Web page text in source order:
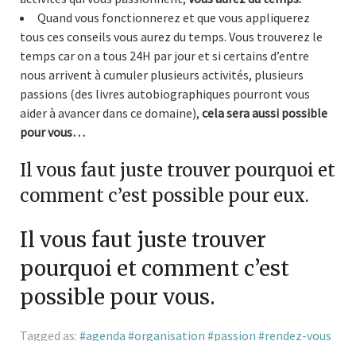
Quand vous fonctionnerez et que vous appliquerez
tous ces conseils vous aurez du temps. Vous trouverez le
temps car on a tous 24H par jour et si certains d’entre
nous arrivent à cumuler plusieurs activités, plusieurs
passions (des livres autobiographiques pourront vous
aider à avancer dans ce domaine), cela sera aussi possible
pour vous…
Il vous faut juste trouver pourquoi et
comment c’est possible pour eux.
Il vous faut juste trouver
pourquoi et comment c’est
possible pour vous.
Tagged as: agenda organisation passion
rendez-vous